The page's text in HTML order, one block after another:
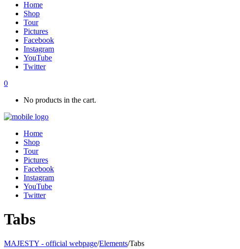
Home
Shop
Tour
Pictures
Facebook
Instagram
YouTube
Twitter
0
No products in the cart.
Home
Shop
Tour
Pictures
Facebook
Instagram
YouTube
Twitter
Tabs
MAJESTY - official webpage/Elements/Tabs